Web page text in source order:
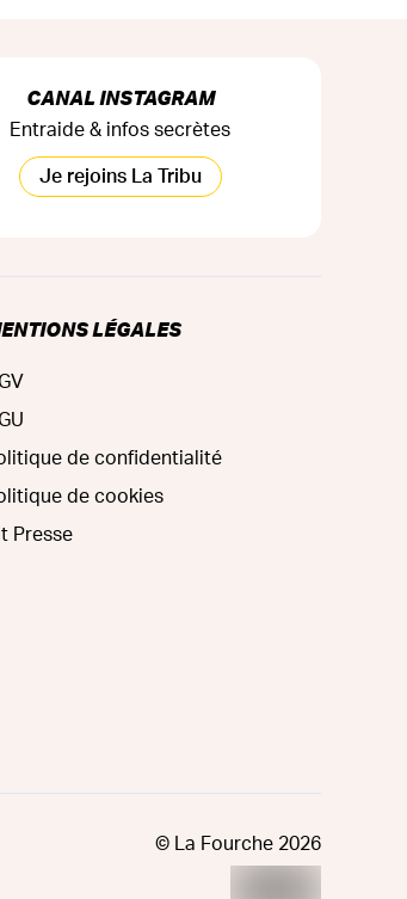
CANAL INSTAGRAM
Entraide & infos secrètes
Je rejoins La Tribu
LÉGALES
de confidentialité
de cookies
Presse
© La Fourche 2026